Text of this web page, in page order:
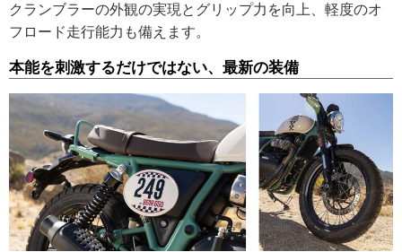
クランブラーの外観の実現とグリップ力を向上、軽度のオ
フロード走行能力も備えます。
本能を刺激するだけではない、最新の装備